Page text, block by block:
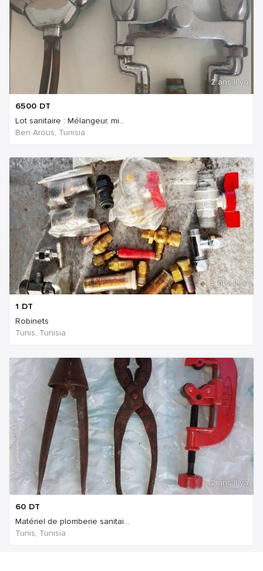
2 ans Il ya
6500 DT
Lot sanitaire : Mélangeur, mi...
Ben Arous, Tunisia
2 ans Il ya
1 DT
Robinets
Tunis, Tunisia
2 ans Il ya
60 DT
Matériel de plomberie sanitai...
Tunis, Tunisia